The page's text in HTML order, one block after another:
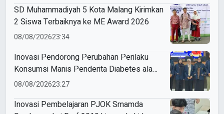
SD Muhammadiyah 5 Kota Malang Kirimkan
2 Siswa Terbaiknya ke ME Award 2026
08/08/202623:34
Inovasi Pendorong Perubahan Perilaku
Konsumsi Manis Penderita Diabetes ala
Mahasiswa Unesa
08/08/202623:27
Inovasi Pembelajaran PJOK Smamda